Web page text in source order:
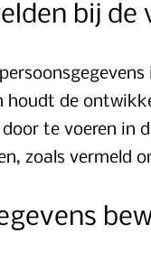
bij
houdt de
te voeren
zoals vermeld